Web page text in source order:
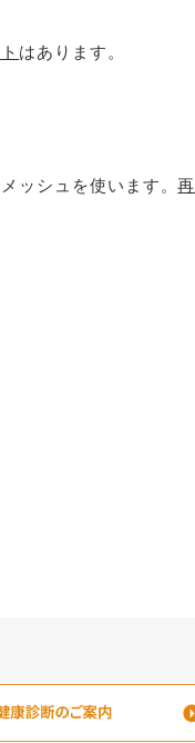
はあります。
ッシュを使います。再